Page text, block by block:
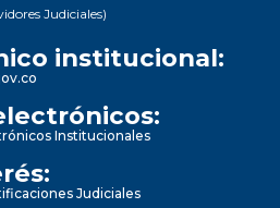
Judiciales)
institucional:
Institucionales
Judiciales